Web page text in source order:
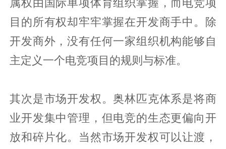
属权由国际单项体育组织掌握，而电竞项
目的所有权却牢牢掌握在开发商手中。除
开发商外，没有任何一家组织机构能够自
主定义一个电竞项目的规则与标准。
其次是市场开发权。奥林匹克体系是将商
业开发集中管理，但电竞的生态更偏向开
放和碎片化。当然市场开发权可以让渡，